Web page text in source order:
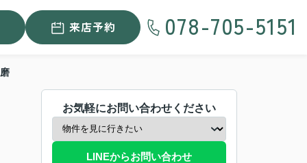
来店予約 078-705-5151
お気軽にお問い合わせください
LINEからお問い合わせ